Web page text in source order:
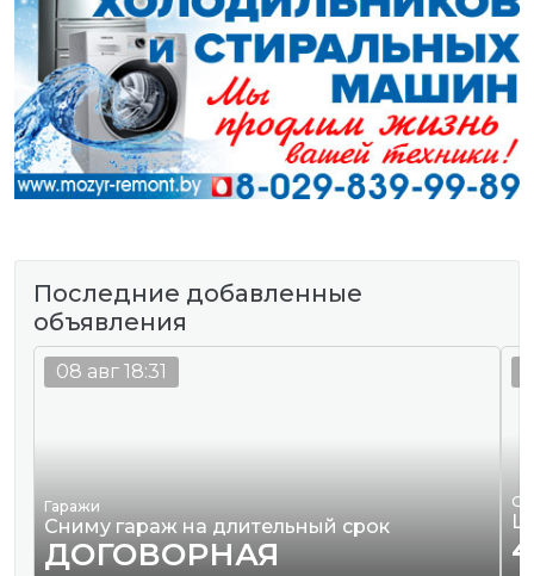
Последние добавленные
объявления
Гаражи
Сниму гараж на длительный срок
ДОГОВОРНАЯ
08 авг 18:31